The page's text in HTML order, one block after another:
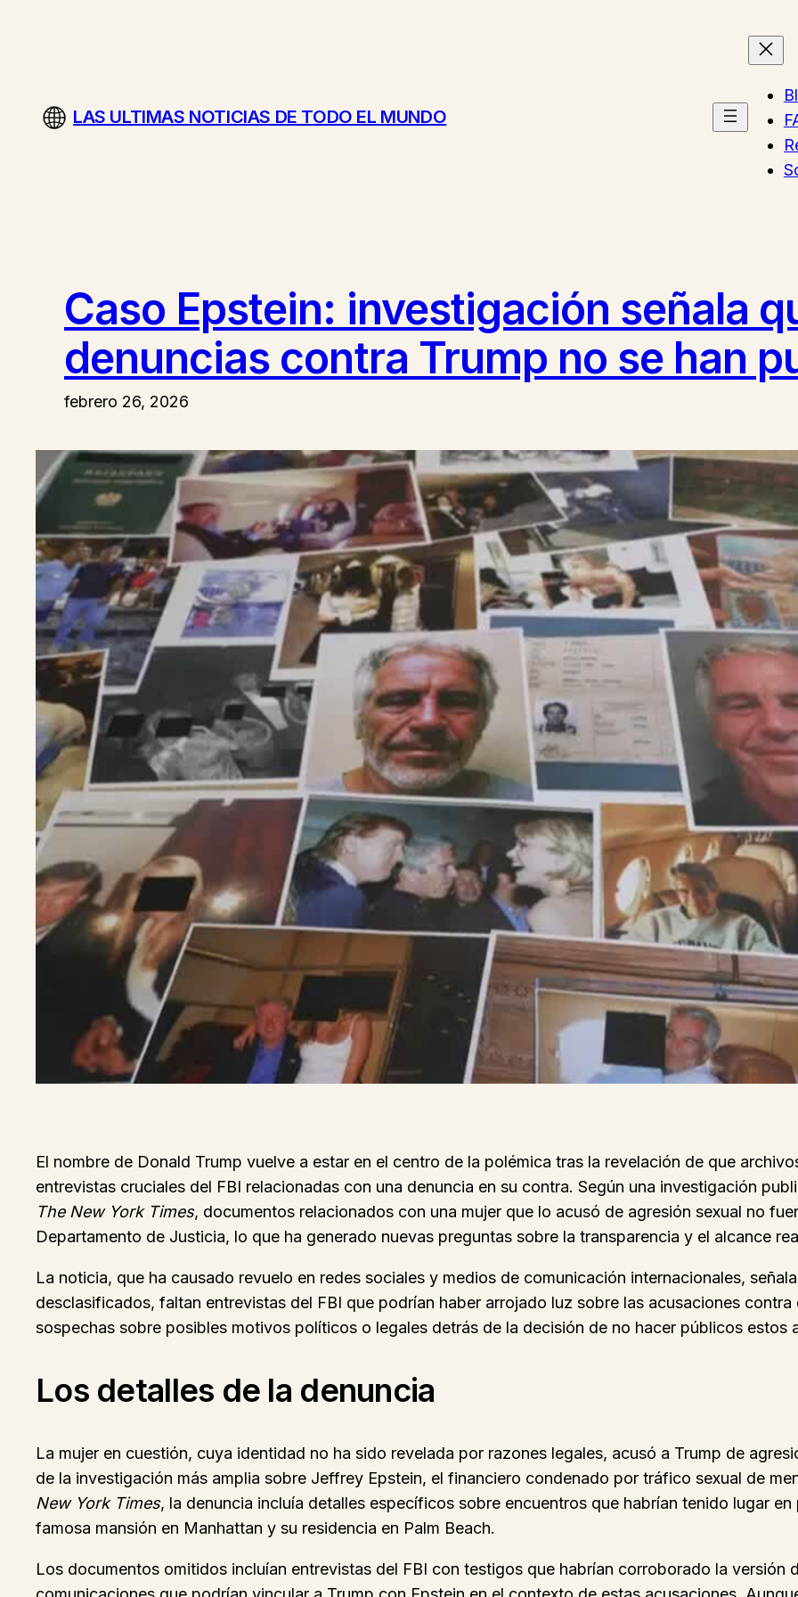
LAS ULTIMAS NOTICIAS DE TODO EL MUNDO
Caso Epstein: investigación señala
denuncias contra Trump no se han
febrero 26, 2026
El nombre de Donald Trump vuelve a estar en el centro de la polémica tras la revelación de que
entrevistas cruciales del FBI relacionadas con una denuncia en su contra. Según una investigación
The New York Times, documentos relacionados con una mujer que lo acusó de agresión sexual no
Departamento de Justicia, lo que ha generado nuevas preguntas sobre la transparencia y el alcance
La noticia, que ha causado revuelo en redes sociales y medios de comunicación internacionales,
desclasificados, faltan entrevistas del FBI que podrían haber arrojado luz sobre las acusaciones
sospechas sobre posibles motivos políticos o legales detrás de la decisión de no hacer públicos estos
Los detalles de la denuncia
La mujer en cuestión, cuya identidad no ha sido revelada por razones legales, acusó a Trump de
de la investigación más amplia sobre Jeffrey Epstein, el financiero condenado por tráfico sexual de
New York Times, la denuncia incluía detalles específicos sobre encuentros que habrían tenido lugar
famosa mansión en Manhattan y su residencia en Palm Beach.
Los documentos omitidos incluían entrevistas del FBI con testigos que habrían corroborado la versión